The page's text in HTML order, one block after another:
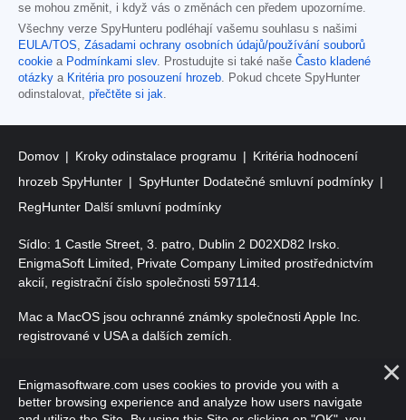
se mohou změnit, i když vás o změnách cen předem upozorníme.
Všechny verze SpyHunteru podléhají vašemu souhlasu s našimi
EULA/TOS, Zásadami ochrany osobních údajů/používání souborů
cookie a Podmínkami slev. Prostudujte si také naše Často kladené
otázky a Kritéria pro posouzení hrozeb. Pokud chcete SpyHunter
odinstalovat, přečtěte si jak.
Domov Kroky odinstalace programu
Kritéria hodnocení
hrozeb SpyHunter
SpyHunter Dodatečné smluvní podmínky
RegHunter Další smluvní podmínky
Sídlo: 1 Castle Street, 3. patro, Dublin 2 D02XD82 Irsko.
EnigmaSoft Limited, Private Company Limited prostřednictvím
akcií, registrační číslo společnosti 597114.
Mac a MacOS jsou ochranné známky společnosti Apple Inc.
registrované v USA a dalších zemích.
vyhrazena.
Enigmasoftware.com uses cookies to provide you with a
better browsing experience and analyze how users navigate